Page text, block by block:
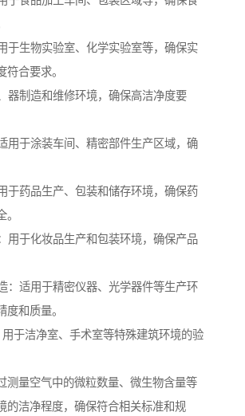
于生物实验室、化学实验室等，确保实
符合要求。
器制造和维修环境，确保高洁净度要
用于涂装车间、精密部件生产区域，确
于药品生产、包装和储存环境，确保药
用于化妆品生产和包装环境，确保产品
：适用于精密仪器、光学器件等生产环
度和质量。
用于洁净室、手术室等特殊建筑环境的验
测量空气中的微粒数量、微生物含量等
的洁净程度，确保符合相关标准和规